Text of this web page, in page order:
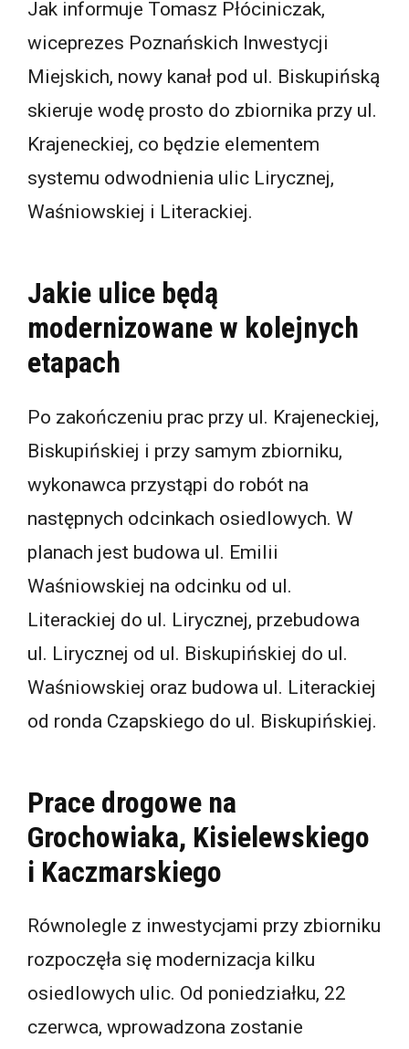
Jak informuje Tomasz Płóciniczak,
wiceprezes Poznańskich Inwestycji
Miejskich, nowy kanał pod ul. Biskupińską
skieruje wodę prosto do zbiornika przy ul.
Krajeneckiej, co będzie elementem
systemu odwodnienia ulic Lirycznej,
Waśniowskiej i Literackiej.
Jakie ulice będą
modernizowane w kolejnych
etapach
Po zakończeniu prac przy ul. Krajeneckiej,
Biskupińskiej i przy samym zbiorniku,
wykonawca przystąpi do robót na
następnych odcinkach osiedlowych. W
planach jest budowa ul. Emilii
Waśniowskiej na odcinku od ul.
Literackiej do ul. Lirycznej, przebudowa
ul. Lirycznej od ul. Biskupińskiej do ul.
Waśniowskiej oraz budowa ul. Literackiej
od ronda Czapskiego do ul. Biskupińskiej.
Prace drogowe na
Grochowiaka, Kisielewskiego
i Kaczmarskiego
Równolegle z inwestycjami przy zbiorniku
rozpoczęła się modernizacja kilku
osiedlowych ulic. Od poniedziałku, 22
czerwca, wprowadzona zostanie